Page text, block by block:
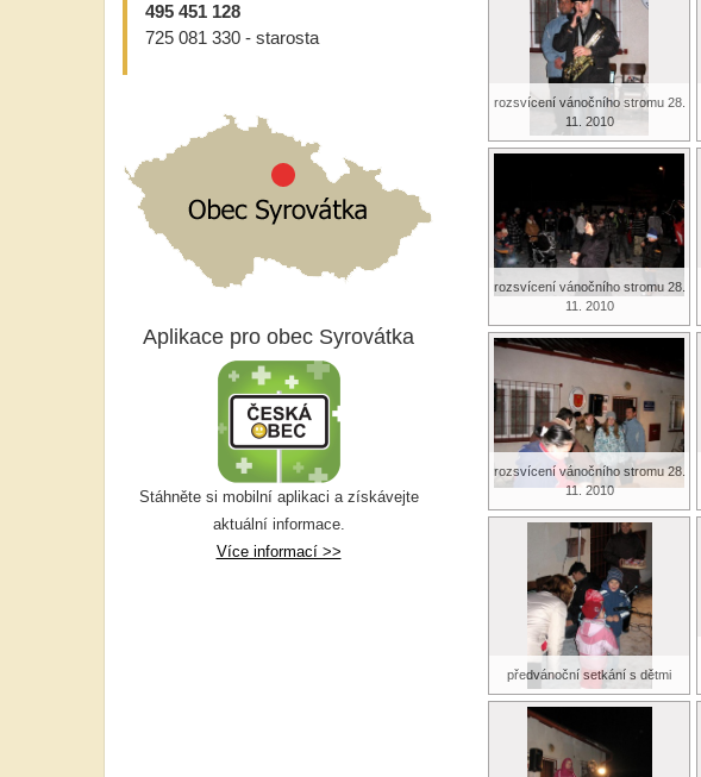
rozsvícení vánočního stromu 28.
11. 2010
rozsvícení vánočního stromu 28.
11. 2010
rozsvícení vánočního stromu 28.
11. 2010
předvánoční setkání s dětmi
495 451 128
725 081 330 - starosta
Aplikace pro obec Syrovátka
Stáhněte si mobilní aplikaci a získávejte
aktuální informace.
Více informací >>